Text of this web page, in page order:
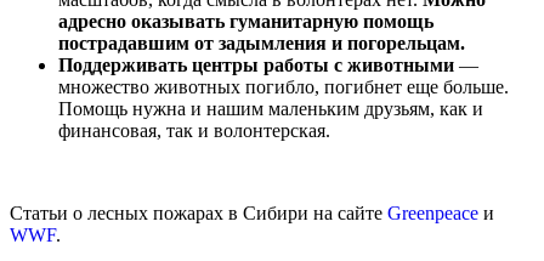
адресно оказывать гуманитарную помощь
пострадавшим от задымления и погорельцам.
Поддерживать центры работы с животными —
множество животных погибло, погибнет еще больше.
Помощь нужна и нашим маленьким друзьям, как и
финансовая, так и волонтерская.
Статьи о лесных пожарах в Сибири на сайте Greenpeace и
WWF.